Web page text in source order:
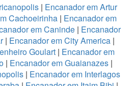
| Encanador em Artur
Cachoeirinha | Encanador em
em Caninde | Encanador
| Encanador em City America |
Goulart | Encanador em
| Encanador em Guaianazes |
| Encanador em Interlagos